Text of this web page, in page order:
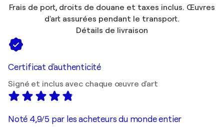
Frais de port, droits de douane et taxes inclus. Œuvres
d'art assurées pendant le transport.
Détails de livraison
Certificat d'authenticité
Signé et inclus avec chaque œuvre d'art
Noté 4,9/5 par les acheteurs du monde entier